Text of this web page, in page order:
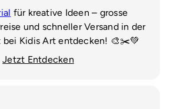
für kreative Ideen – grosse
und schneller Versand in der
bei Kidis Art entdecken! 🎨✂️💚
Jetzt Entdecken